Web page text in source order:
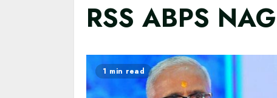
RSS ABPS
1 min read